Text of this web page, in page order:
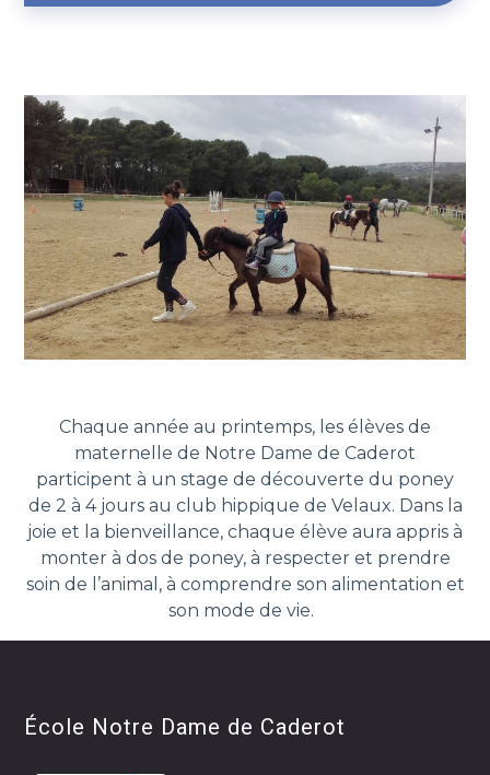
Chaque année au printemps, les élèves de
maternelle de Notre Dame de Caderot
participent à un stage de découverte du poney
de 2 à 4 jours au club hippique de Velaux. Dans la
joie et la bienveillance, chaque élève aura appris à
monter à dos de poney, à respecter et prendre
soin de l’animal, à comprendre son alimentation et
son mode de vie.
École Notre Dame de Caderot